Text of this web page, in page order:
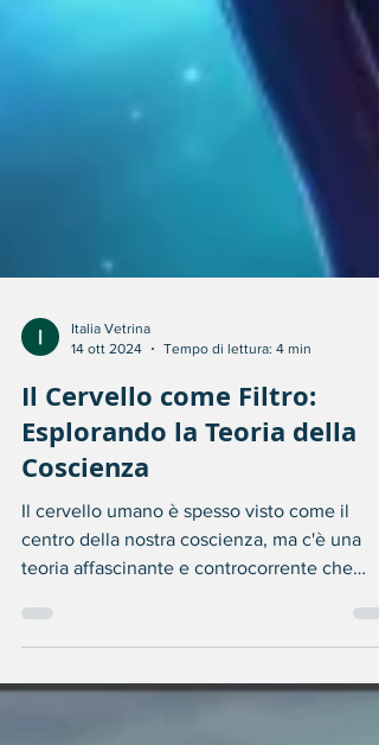
Italia Vetrina
14 ott 2024
Tempo di lettura: 4 min
Esplorando la Teoria della
Coscienza
Il cervello umano è spesso visto come il
suggerisce...